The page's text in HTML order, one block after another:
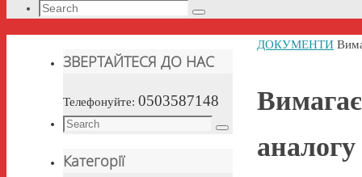
Search
Search
Home
ДОКУМЕНТИ
ЗВЕРТАЙТЕСЯ ДО НАС
Телефонуйте: 0503587148
Search
Search
Категорії